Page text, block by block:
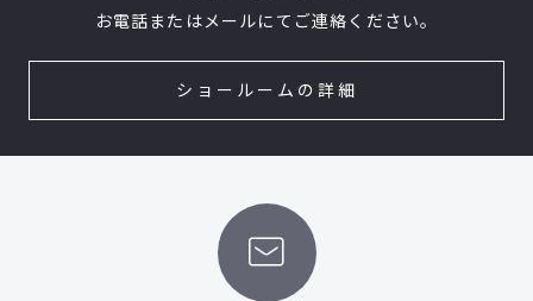
お電話またはメールにてご連絡ください。
ショールームの詳細